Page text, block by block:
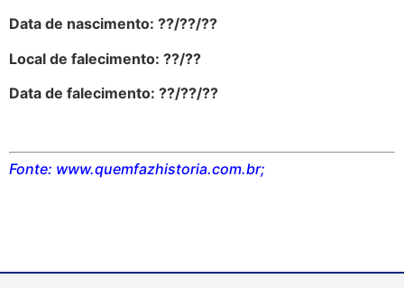
Data de nascimento: ??/??/??
Local de falecimento: ??/??
Data de falecimento: ??/??/??
Fonte: www.quemfazhistoria.com.br;